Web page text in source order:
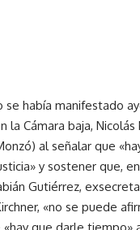
se había manifestado
la Cámara baja,
al señalar que
y sostener que,
Gutiérrez,
«no se puede